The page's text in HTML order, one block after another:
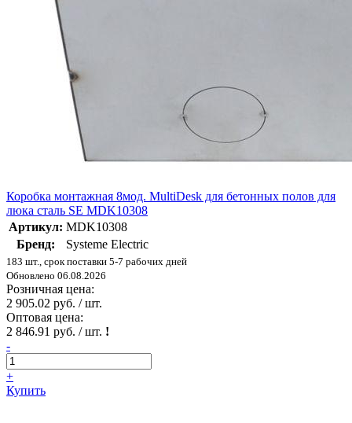
Коробка монтажная 8мод. MultiDesk для бетонных полов для
люка сталь SE MDK10308
Артикул: MDK10308
Бренд:
Systeme Electric
183 шт., срок поставки 5-7 рабочих дней
Обновлено 06.08.2026
Розничная цена:
2 905.02 руб. / шт.
Оптовая цена:
2 846.91 руб. / шт. !
-
+
Купить